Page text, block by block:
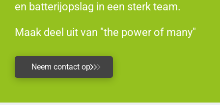
en batterijopslag in een sterk team.
Maak deel uit van "the power of many"
Neem contact op